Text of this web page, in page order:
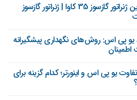
راهنمای خرید بهترین ژنراتور گازسوز 35 کاوا | ژنراتور گازسوز
یو پی اس: روش‌های نگهداری پیشگیرانه
اطمینان
یو پی اس و اینورتر؛ کدام گزینه برای